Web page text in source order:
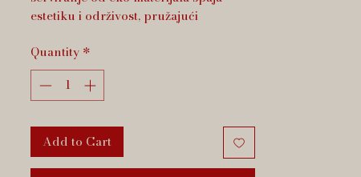
estetiku i održivost, pružajući
stolu.
Quantity *
Add to Cart